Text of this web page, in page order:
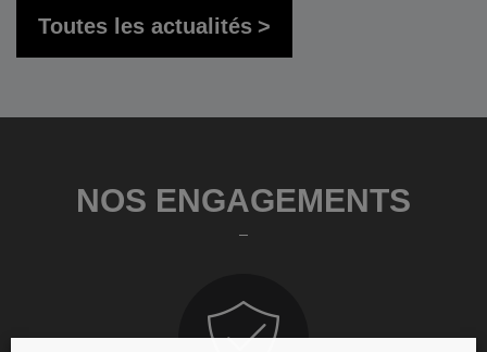
Toutes les actualités
NOS ENGAGEMENTS